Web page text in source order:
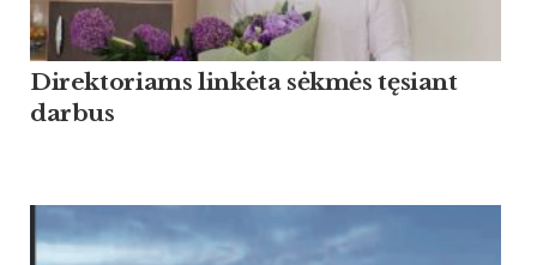
Direktoriams linkėta sėkmės tęsiant
darbus